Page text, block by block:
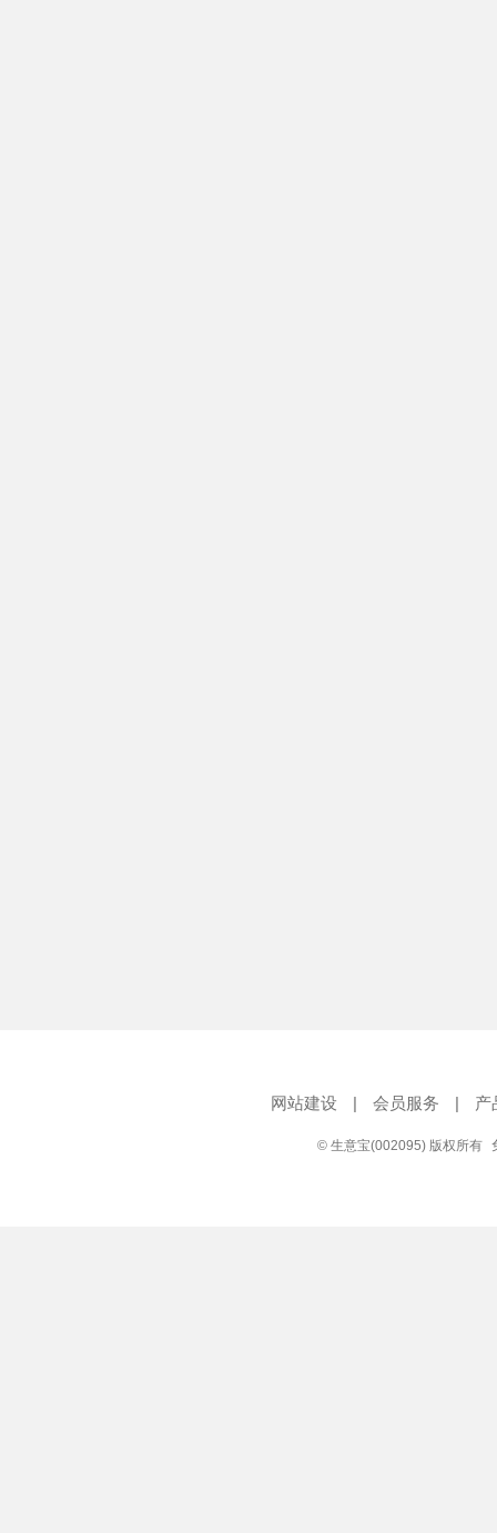
网站建设 | 会员服务 | 产
© 生意宝(002095) 版权所有